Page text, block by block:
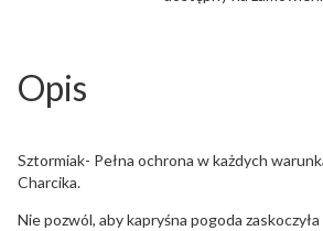
Opis
Sztormiak- Pełna ochrona w każdych
Charcika.
Nie pozwól, aby kapryśna pogoda